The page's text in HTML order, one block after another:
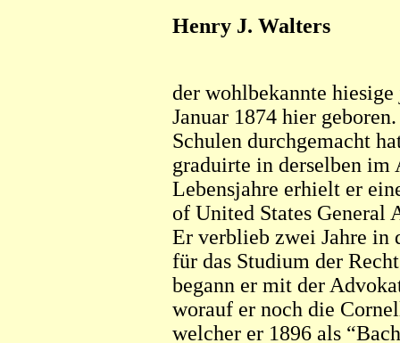
Henry J. Walters
der wohlbekannte
Januar 1874 hier
Schulen durchgemacht
graduirte in derselben im
Lebensjahre erhielt er
of United States General
Er verblieb zwei Jahre in
für das Studium der
begann er mit der
worauf er noch die
welcher er 1896 als